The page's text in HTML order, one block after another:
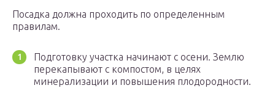
Посадка должна проходить по определенным
правилам.
Подготовку участка начинают с осени. Землю
перекапывают с компостом, в целях
минерализации и повышения плодородности.